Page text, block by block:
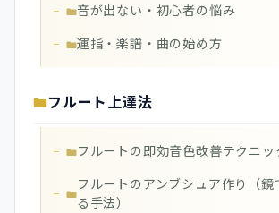
音が出ない・初心者の悩み
運指・楽譜・曲の始め方
フルート上達法
フルートの即効音色改善テクニッ
フルートのアンブシュア作り（鏡
る手法）